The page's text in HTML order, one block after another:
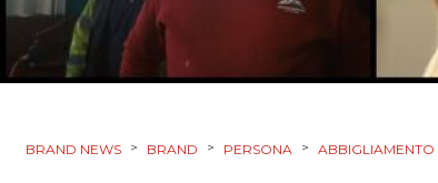
BRAND NEWS > BRAND > PERSONA > ABBIGLIAMENTO